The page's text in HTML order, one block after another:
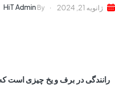
ژانویه 21, 2024 By
HiT Admin
رانندگی در برف و یخ چیزی است که